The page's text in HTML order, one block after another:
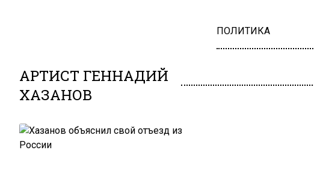
ПОЛИТИКА
АРТИСТ ГЕННАДИЙ
ХАЗАНОВ